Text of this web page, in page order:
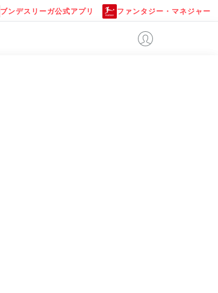
ブンデスリーガ公式アプリ ファンタジー・マネジャー